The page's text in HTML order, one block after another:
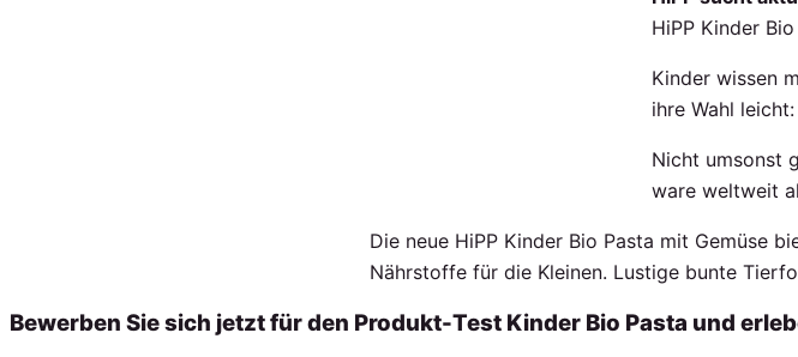
HiPP Kinder
Kinder wissen
ihre Wahl
Nicht umsonst
ware weltweit
Die neue HiPP Kinder Bio Pasta mit Gemüse
Nährstoffe für die Kleinen. Lustige bunte
Bewerben Sie sich jetzt für den Produkt-Test Kinder Bio Pasta und